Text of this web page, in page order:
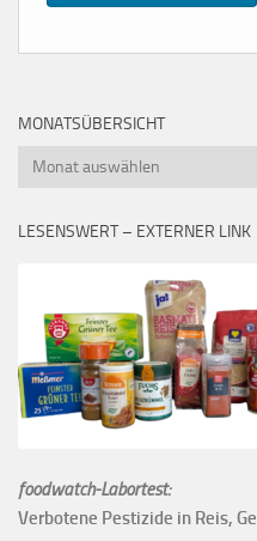
MONATSÜBERSICHT
Monatsübersicht
LESENSWERT – EXTERNER LINK
foodwatch-Labortest:
Verbotene Pestizide in Reis,